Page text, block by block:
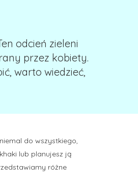
odcień zieleni
przez kobiety.
warto wiedzieć,
do wszystkiego,
lub planujesz ją
różne